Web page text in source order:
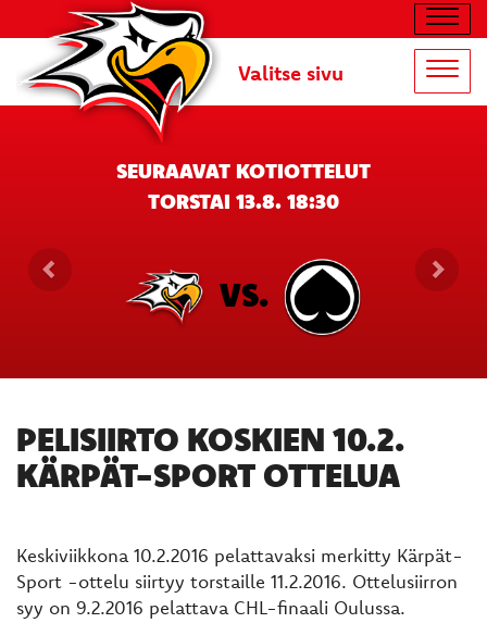
Valitse sivu
SEURAAVAT KOTIOTTELUT
TORSTAI 13.8. 18:30
VS.
PELISIIRTO KOSKIEN 10.2.
KÄRPÄT-SPORT OTTELUA
Keskiviikkona 10.2.2016 pelattavaksi merkitty Kärpät-
Sport -ottelu siirtyy torstaille 11.2.2016. Ottelusiirron
syy on 9.2.2016 pelattava CHL-finaali Oulussa.